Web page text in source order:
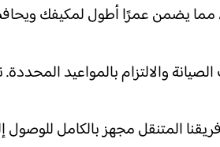
مما يضمن عمرًا أطول لمكيفك
والالتزام بالمواعيد
المتنقل مجهز بالكامل للوصول